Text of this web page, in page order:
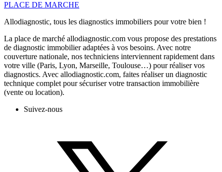
PLACE DE MARCHE
Allodiagnostic, tous les diagnostics immobiliers pour votre bien !
La place de marché allodiagnostic.com vous propose des prestations
de diagnostic immobilier adaptées à vos besoins. Avec notre
couverture nationale, nos techniciens interviennent rapidement dans
votre ville (Paris, Lyon, Marseille, Toulouse…) pour réaliser vos
diagnostics. Avec allodiagnostic.com, faites réaliser un diagnostic
technique complet pour sécuriser votre transaction immobilière
(vente ou location).
Suivez-nous